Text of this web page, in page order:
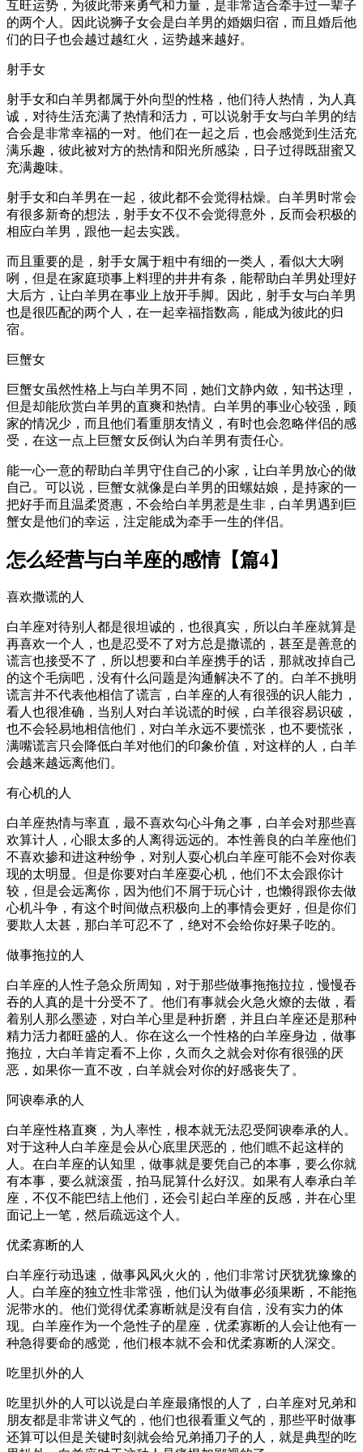
互旺运势，为彼此带来勇气和力量，是非常适合牵手过一辈子
的两个人。因此说狮子女会是白羊男的婚姻归宿，而且婚后他
们的日子也会越过越红火，运势越来越好。
射手女
射手女和白羊男都属于外向型的性格，他们待人热情，为人真
诚，对待生活充满了热情和活力，可以说射手女与白羊男的结
合会是非常幸福的一对。他们在一起之后，也会感觉到生活充
满乐趣，彼此被对方的热情和阳光所感染，日子过得既甜蜜又
充满趣味。
射手女和白羊男在一起，彼此都不会觉得枯燥。白羊男时常会
有很多新奇的想法，射手女不仅不会觉得意外，反而会积极的
相应白羊男，跟他一起去实践。
而且重要的是，射手女属于粗中有细的一类人，看似大大咧
咧，但是在家庭琐事上料理的井井有条，能帮助白羊男处理好
大后方，让白羊男在事业上放开手脚。因此，射手女与白羊男
也是很匹配的两个人，在一起幸福指数高，能成为彼此的归
宿。
巨蟹女
巨蟹女虽然性格上与白羊男不同，她们文静内敛，知书达理，
但是却能欣赏白羊男的直爽和热情。白羊男的事业心较强，顾
家的情况少，而且他们看重朋友情义，有时也会忽略伴侣的感
受，在这一点上巨蟹女反倒认为白羊男有责任心。
能一心一意的帮助白羊男守住自己的小家，让白羊男放心的做
自己。可以说，巨蟹女就像是白羊男的田螺姑娘，是持家的一
把好手而且温柔贤惠，不会给白羊男惹是生非，白羊男遇到巨
蟹女是他们的幸运，注定能成为牵手一生的伴侣。
怎么经营与白羊座的感情【篇4】
喜欢撒谎的人
白羊座对待别人都是很坦诚的，也很真实，所以白羊座就算是
再喜欢一个人，也是忍受不了对方总是撒谎的，甚至是善意的
谎言也接受不了，所以想要和白羊座携手的话，那就改掉自己
的这个毛病吧，没有什么问题是沟通解决不了的。白羊不挑明
谎言并不代表他相信了谎言，白羊座的人有很强的识人能力，
看人也很准确，当别人对白羊说谎的时候，白羊很容易识破，
也不会轻易地相信他们，对白羊永远不要慌张，也不要慌张，
满嘴谎言只会降低白羊对他们的印象价值，对这样的人，白羊
会越来越远离他们。
有心机的人
白羊座热情与率直，最不喜欢勾心斗角之事，白羊会对那些喜
欢算计人，心眼太多的人离得远远的。本性善良的白羊座他们
不喜欢掺和进这种纷争，对别人耍心机白羊座可能不会对你表
现的太明显。但是你要对白羊座耍心机，他们不太会跟你计
较，但是会远离你，因为他们不屑于玩心计，也懒得跟你去做
心机斗争，有这个时间做点积极向上的事情会更好，但是你们
要欺人太甚，那白羊可忍不了，绝对不会给你好果子吃的。
做事拖拉的人
白羊座的人性子急众所周知，对于那些做事拖拖拉拉，慢慢吞
吞的人真的是十分受不了。他们有事就会火急火燎的去做，看
着别人那么墨迹，对白羊心里是种折磨，并且白羊座还是那种
精力活力都旺盛的人。你在这么一个性格的白羊座身边，做事
拖拉，大白羊肯定看不上你，久而久之就会对你有很强的厌
恶，如果你一直不改，白羊就会对你的好感丧失了。
阿谀奉承的人
白羊座性格直爽，为人率性，根本就无法忍受阿谀奉承的人。
对于这种人白羊座是会从心底里厌恶的，他们瞧不起这样的
人。在白羊座的认知里，做事就是要凭自己的本事，要么你就
有本事，要么就滚蛋，拍马屁算什么好汉。如果有人奉承白羊
座，不仅不能巴结上他们，还会引起白羊座的反感，并在心里
面记上一笔，然后疏远这个人。
优柔寡断的人
白羊座行动迅速，做事风风火火的，他们非常讨厌犹犹豫豫的
人。白羊座的独立性非常强，他们认为做事必须果断，不能拖
泥带水的。他们觉得优柔寡断就是没有自信，没有实力的体
现。白羊座作为一个急性子的星座，优柔寡断的人会让他有一
种急得要命的感觉，他们根本就不会和优柔寡断的人深交。
吃里扒外的人
吃里扒外的人可以说是白羊座最痛恨的人了，白羊座对兄弟和
朋友都是非常讲义气的，他们也很看重义气的，那些平时做事
还算可以但是关键时刻就会给兄弟捅刀子的人，就是典型的吃